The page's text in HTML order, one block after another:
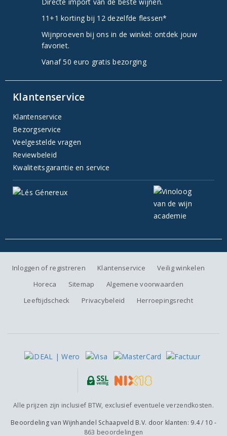
11+1 korting bij 12 dezelfde flessen*
Wijnproeven bij ons in de winkel: ontdek jouw
favoriet.
Vanaf 50 euro gratis bezorging
Klantenservice
Klantenservice
Bezorgservice
Veelgestelde vragen
Reviewbeleid
Kwaliteitsgarantie en service
Inloggen of registreren Klantenservice
Veilig winkelen
Horeca
Sitemap
Algemene voorwaarden
Leeftijdscheck
Privacybeleid Herroepingsrecht
Alle prijzen zijn inclusief BTW, exclusief eventuele verzendkosten.
Beoordeling vanWijnhandel Schaapveld B.V. door klanten: 9.4/ 10 -
863 beoordelingen